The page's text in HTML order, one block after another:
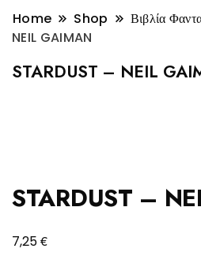
Home Shop Βιβλία
NEIL GAIMAN
STARDUST – NEIL
STARDUST –
7,25€